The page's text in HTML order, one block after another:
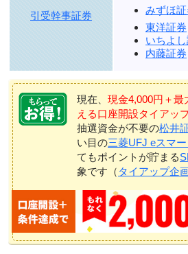
引受幹事証券
みずほ証
東洋証券
いちよ
内藤証券
現在、 現金4,000円＋最
える口座開設タイアッ
抽選資金が不要の松井
い目の三菱UFJ eスマ
てもポイントが貯まる
象です（ タイアップ企